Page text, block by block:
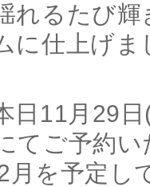
れるたび
に仕上げま
日11月29
てご予約
月を予定し